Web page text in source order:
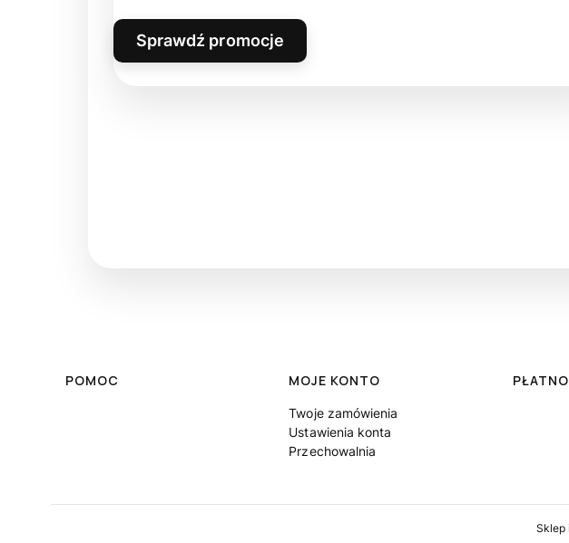
Sprawdź promocje
Linki w stopce
POMOC MOJE KONTO
Twoje zamówienia
Ustawienia konta
Przechowalnia
Sklep